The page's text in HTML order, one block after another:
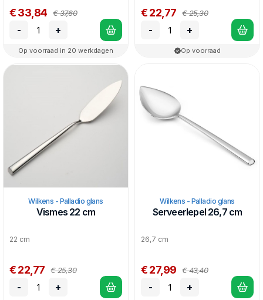
€ 33,84 € 37,60
- +
Op voorraad in 20 werkdagen
€ 22,77 € 25,30
- +
Op voorraad
Wilkens - Palladio glans
Vismes 22 cm
22 cm
€ 22,77 € 25,30
- +
Wilkens - Palladio glans
Serveerlepel 26,7 cm
26,7 cm
€ 27,99 € 43,40
- +